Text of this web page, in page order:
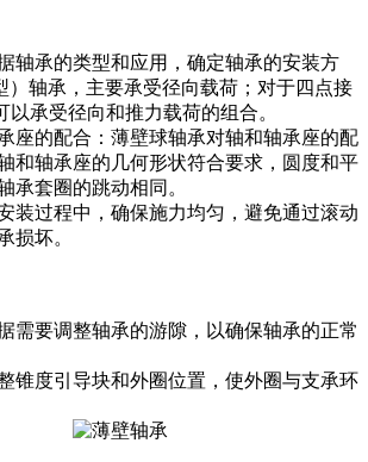
承的类型和应用，确定轴承的安装方
）轴承，主要承受径向载荷；对于四点接
以承受径向和推力载荷的组合。
的配合：薄壁球轴承对轴和轴承座的配
和轴承座的几何形状符合要求，圆度和平
轴承套圈的跳动相同。
过程中，确保施力均匀，避免通过滚动
损坏。
要调整轴承的游隙，以确保轴承的正常
度引导块和外圈位置，使外圈与支承环